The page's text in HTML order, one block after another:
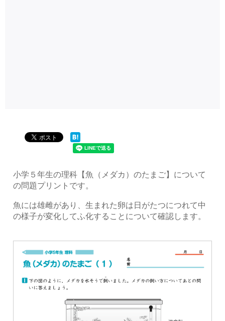
小学５年生の理科【魚（メダカ）のたまご】について
の問題プリントです。
魚には雄雌があり、生まれた卵は日がたつにつれて中
の様子が変化してふ化することについて確認します。